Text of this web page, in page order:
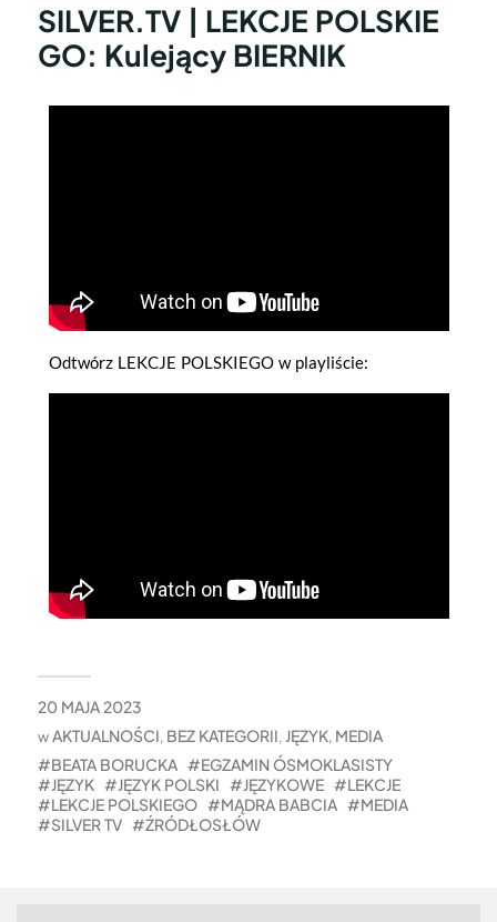
SILVER.TV | LEKCJE POLSKIE
GO: Kulejący BIERNIK
Odtwórz LEKCJE POLSKIEGO w playliście:
20 MAJA 2023
wAKTUALNOŚCI, BEZ KATEGORII, JĘZYK, MEDIA
BEATA BORUCKA
EGZAMIN ÓSMOKLASISTY
JĘZYK
JĘZYK POLSKI JĘZYKOWE
LEKCJE
LEKCJE POLSKIEGO
MĄDRA BABCIA
MEDIA
SILVER TV
ŹRÓDŁOSŁÓW